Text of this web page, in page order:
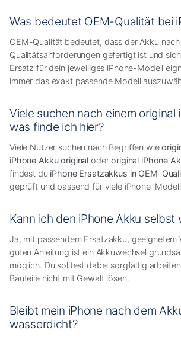
Was bedeutet OEM-Qualität bei
OEM-Qualität bedeutet, dass der Akku
Qualitätsanforderungen gefertigt ist und
Ersatz für dein jeweiliges iPhone-Modell
immer das exakt passende Modell
Viele suchen nach einem original
was finde ich hier?
Viele Nutzer suchen nach Begriffen wie
iPhone Akku original oderoriginal iPhone
findest du iPhone Ersatzakkus in OEM-
geprüft und passend für viele iPhone-
Kann ich den iPhone Akku selbst
Ja, mit passendem Ersatzakku, geeignetem
guten Anleitung ist ein Akkuwechsel
möglich. Du solltest dabei sorgfältig
Bauteile nicht mit Gewalt lösen.
Bleibt mein iPhone nach dem
wasserdicht?